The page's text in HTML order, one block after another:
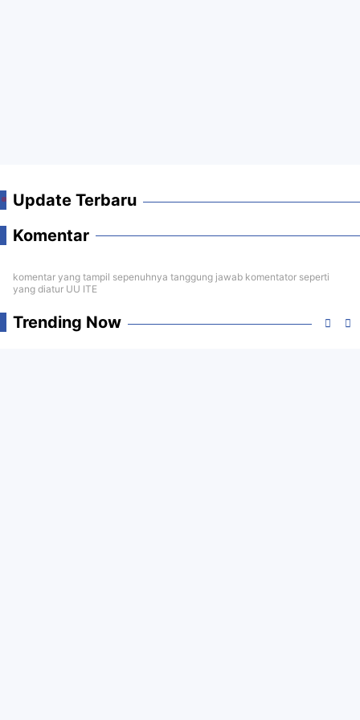
Update Terbaru
Komentar
komentar yang tampil sepenuhnya tanggung jawab komentator seperti
yang diatur UU ITE
Trending Now